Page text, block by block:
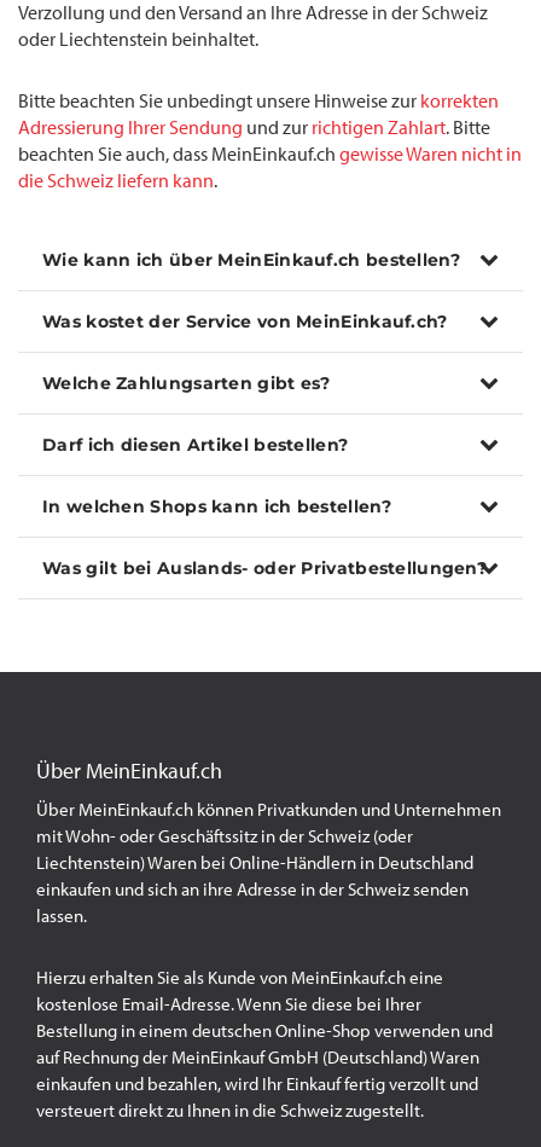
Verzollung und den Versand an Ihre Adresse in der Schweiz
oder Liechtenstein beinhaltet.
Bitte beachten Sie unbedingt unsere Hinweise zur korrekten
Adressierung Ihrer Sendung und zur richtigen Zahlart. Bitte
beachten Sie auch, dass MeinEinkauf.ch gewisse Waren nicht in
die Schweiz liefern kann.
Wie kann ich über MeinEinkauf.ch bestellen?
Was kostet der Service von MeinEinkauf.ch?
Welche Zahlungsarten gibt es?
Darf ich diesen Artikel bestellen?
In welchen Shops kann ich bestellen?
Was gilt bei Auslands- oder Privatbestellungen?
Über MeinEinkauf.ch
Über MeinEinkauf.ch können Privatkunden und Unternehmen
mit Wohn- oder Geschäftssitz in der Schweiz (oder
Liechtenstein) Waren bei Online-Händlern in Deutschland
einkaufen und sich an ihre Adresse in der Schweiz senden
lassen.
Hierzu erhalten Sie als Kunde von MeinEinkauf.ch eine
kostenlose Email-Adresse. Wenn Sie diese bei Ihrer
Bestellung in einem deutschen Online-Shop verwenden und
auf Rechnung der MeinEinkauf GmbH (Deutschland) Waren
einkaufen und bezahlen, wird Ihr Einkauf fertig verzollt und
versteuert direkt zu Ihnen in die Schweiz zugestellt.